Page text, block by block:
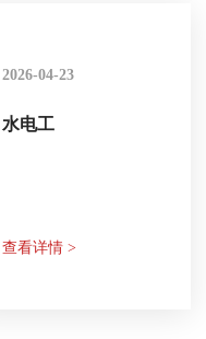
2026-04-23
水电工
查看详情 >